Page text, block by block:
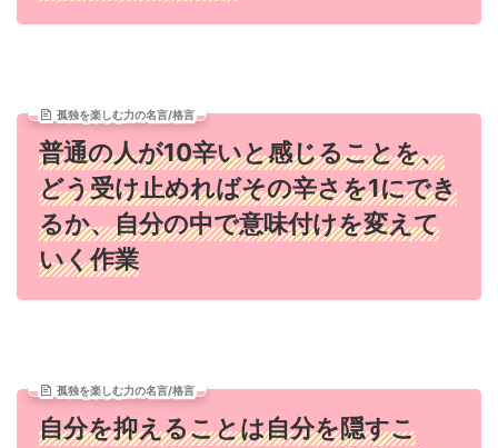
孤独を楽しむ力の名言/格言
普通の人が10辛いと感じることを、
どう受け止めればその辛さを1にでき
るか、自分の中で意味付けを変えて
いく作業
孤独を楽しむ力の名言/格言
自分を抑えることは自分を隠すこ